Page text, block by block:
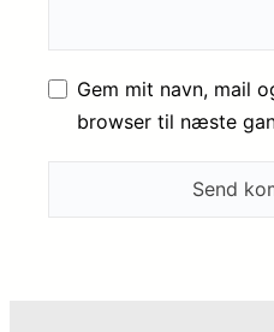
Gem mit navn, mail
browser til næste